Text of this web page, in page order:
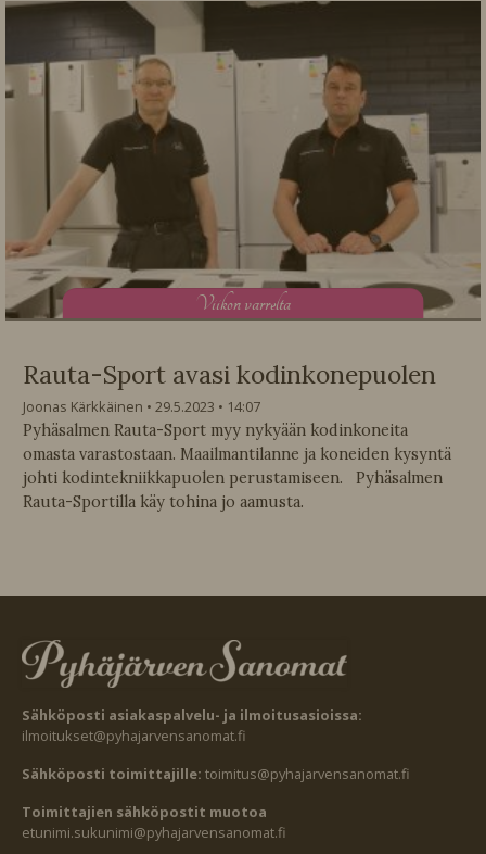
Viikon varrelta
Rauta-Sport avasi kodinkonepuolen
Joonas Kärkkäinen 29.5.2023
14:07
Pyhäsalmen Rauta-Sport myy nykyään kodinkoneita
omasta varastostaan. Maailmantilanne ja koneiden kysyntä
johti kodintekniikkapuolen perustamiseen. Pyhäsalmen
Rauta-Sportilla käy tohina jo aamusta.
Sähköposti asiakaspalvelu- ja ilmoitusasioissa:
ilmoitukset@pyhajarvensanomat.fi
Sähköposti toimittajille: toimitus@pyhajarvensanomat.fi
Toimittajien sähköpostit muotoa
etunimi.sukunimi@pyhajarvensanomat.fi